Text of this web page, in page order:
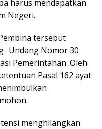
harus mendapatkan
Negeri.
tersebut
Undang Nomor 30
Pemerintahan. Oleh
Pasal 162 ayat
menghilangkan